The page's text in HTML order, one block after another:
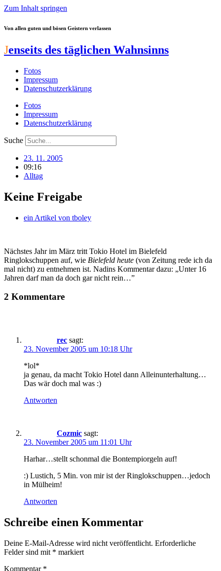
Zum Inhalt springen
Von allen guten und bösen Geistern verlassen
Jenseits des täglichen Wahnsinns
Fotos
Impressum
Datenschutzerklärung
Fotos
Impressum
Datenschutzerklärung
Suche
23. 11. 2005
09:16
Alltag
Keine Freigabe
ein Artikel von tboley
Nächstes Jahr im März tritt Tokio Hotel im Bielefeld
Ringlokschuppen auf, wie Bielefeld heute (von Zeitung rede ich da
mal nicht) zu entnehmen ist. Nadins Kommentar dazu: „Unter 16
Jahren darf man da doch gar nicht rein…”
2 Kommentare
rec sagt:
23. November 2005 um 10:18 Uhr
*lol*
ja genau, da macht Tokio Hotel dann Alleinunterhaltung…
Das wär doch mal was :)
Antworten
Cozmic sagt:
23. November 2005 um 11:01 Uhr
Harhar…stellt schonmal die Bontempiorgeln auf!
:) Lustich, 5 Min. von mir ist der Ringlokschuppen…jedoch
in Mülheim!
Antworten
Schreibe einen Kommentar
Deine E-Mail-Adresse wird nicht veröffentlicht. Erforderliche
Felder sind mit * markiert
Kommentar *